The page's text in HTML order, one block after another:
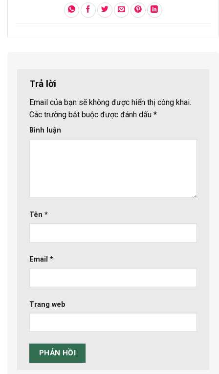
Trả lời
Email của bạn sẽ không được hiển thị công khai.
Các trường bắt buộc được đánh dấu *
Bình luận
Tên *
Email *
Trang web